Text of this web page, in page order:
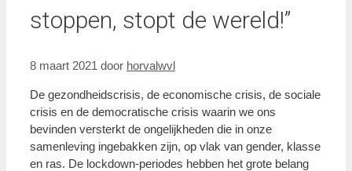
stoppen, stopt de wereld!”
8 maart 2021 door horvalwvl
De gezondheidscrisis, de economische crisis, de sociale
crisis en de democratische crisis waarin we ons
bevinden versterkt de ongelijkheden die in onze
samenleving ingebakken zijn, op vlak van gender, klasse
en ras. De lockdown-periodes hebben het grote belang